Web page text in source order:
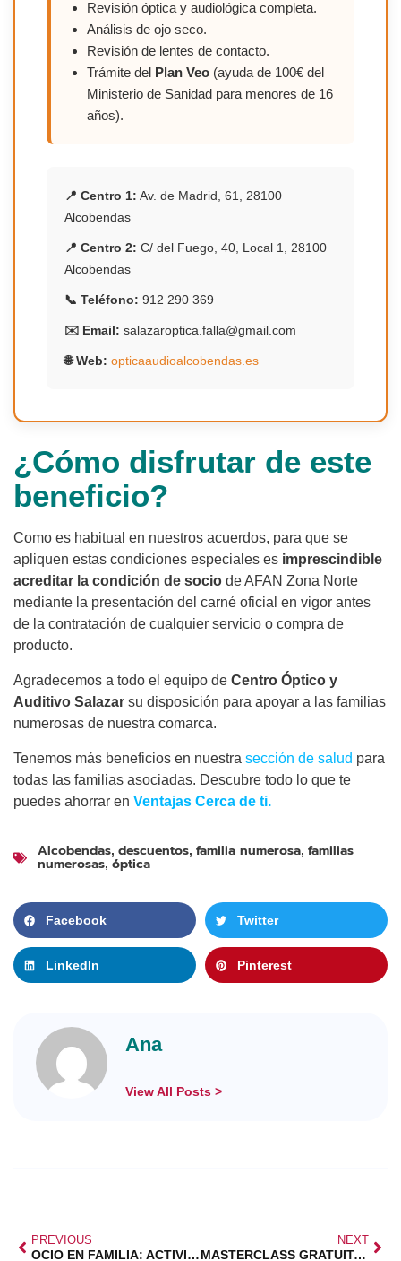
Revisión óptica y audiológica completa.
Análisis de ojo seco.
Revisión de lentes de contacto.
Trámite del Plan Veo (ayuda de 100€ del
Ministerio de Sanidad para menores de 16
años).
📍 Centro 1: Av. de Madrid, 61, 28100
Alcobendas
📍 Centro 2: C/ del Fuego, 40, Local 1, 28100
Alcobendas
📞 Teléfono: 912 290 369
✉️ Email: salazaroptica.falla@gmail.com
🌐 Web: opticaaudioalcobendas.es
¿Cómo disfrutar de este
beneficio?
Como es habitual en nuestros acuerdos, para que se
apliquen estas condiciones especiales es imprescindible
acreditar la condición de socio de AFAN Zona Norte
mediante la presentación del carné oficial en vigor antes
de la contratación de cualquier servicio o compra de
producto.
Agradecemos a todo el equipo de Centro Óptico y
Auditivo Salazar su disposición para apoyar a las familias
numerosas de nuestra comarca.
Tenemos más beneficios en nuestra sección de salud para
todas las familias asociadas. Descubre todo lo que te
puedes ahorrar en Ventajas Cerca de ti.
Alcobendas, descuentos, familia numerosa, familias
numerosas, óptica
Facebook Twitter
LinkedIn Pinterest
Ana
View All Posts >
PREVIOUS
OCIO EN FAMILIA: ACTIVIDADES Y DESCUENTOS
NEXT
MASTERCLASS GRATUITA RENTA 2026